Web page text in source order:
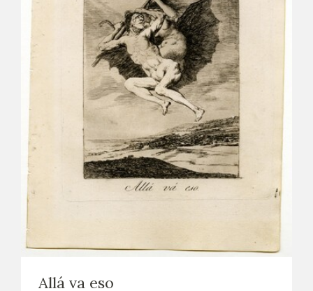
Allá va eso